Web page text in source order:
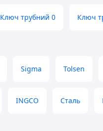
Ключ трубний 0 Ключ
Sigma Tolsen
INGCO Сталь